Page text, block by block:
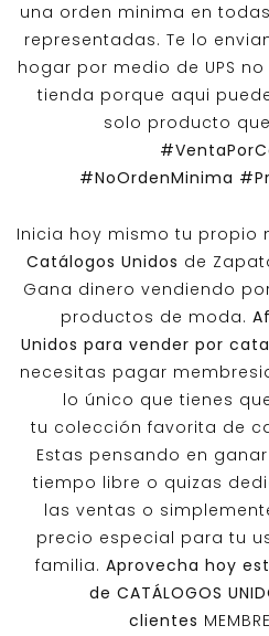
una orden minima en
representadas. Te lo
hogar por medio de UPS
tienda porque aqui
solo producto
#NoOrdenMinima
Inicia hoy mismo tu propio
Catálogos Unidos de
Gana dinero vendiendo
productos de moda.
Unidos para vender por
necesitas pagar
lo único que tienes
tu colección favorita de
Estas pensando en
tiempo libre o quizas
las ventas o
precio especial para tu
familia. Aprovecha hoy
de CATÁLOGOS
clientes